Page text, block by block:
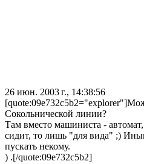
26 июн. 2003 г., 14:38:56
Сокольнической линии?
Там вместо машиниста -
сидит, то лишь "для вида" ;)
пускать некому.
) .[/quote:09e732c5b2]